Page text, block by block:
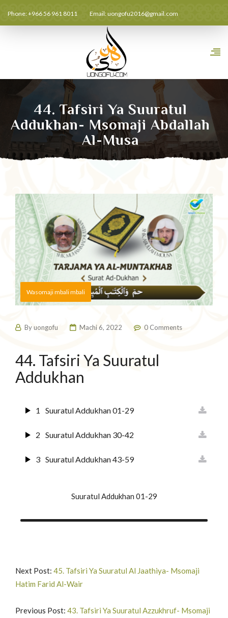
Phone: +966 56 961 8011 Email:uongofu2016@gmail.com
44. Tafsiri Ya Suuratul
Addukhan- Msomaji Abdallah
Al-Musa
Wasomaji mbali mbali
Byuongofu Machi 6, 2022 0 Comments
44. Tafsiri Ya Suuratul
Addukhan
1 Suuratul Addukhan 01-29
2 Suuratul Addukhan 30-42
3 Suuratul Addukhan 43-59
Suuratul Addukhan 01-29
Next Post: 45. Tafsiri Ya Suuratul Al Jaathiya- Msomaji
Hatim Farid Al-Wair
Previous Post: 43. Tafsiri Ya Suuratul Azzukhruf- Msomaji